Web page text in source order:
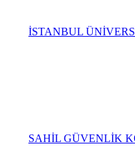
İSTANBUL
SAHİL GÜVENLİK